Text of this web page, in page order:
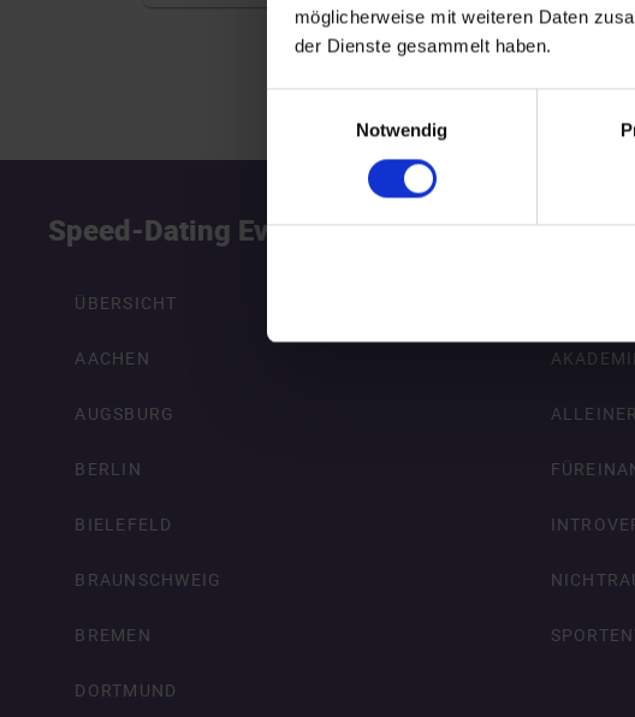
möglicherweise mit weiteren Daten
der Dienste gesammelt haben.
Notwendig
Speed-Dating Events
ÜBERSICHT
AACHEN
AUGSBURG
BERLIN
BIELEFELD
BRAUNSCHWEIG
BREMEN
DORTMUND